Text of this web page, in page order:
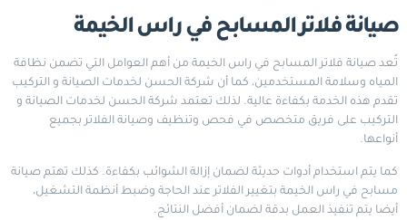
صيانة فلاتر المسابح في راس الخيمة
تُعد صيانة فلاتر المسابح في راس الخيمة من أهم العوامل التي تضمن نظافة
المياه وسلامة المستخدمين، كما أن شركة الحسن لخدمات الصيانة و التركيب
تقدم هذه الخدمة بكفاءة عالية. لذلك تعتمد شركة الحسن لخدمات الصيانة و
التركيب على فريق متخصص في فحص وتنظيف وصيانة الفلاتر بجميع
أنواعها.
كما يتم استخدام أدوات حديثة لضمان إزالة الشوائب بكفاءة. كذلك تهتم صيانة
مسابح في راس الخيمة بتغيير الفلاتر عند الحاجة وضبط أنظمة التشغيل،
أيضا يتم تنفيذ العمل بدقة لضمان أفضل النتائج.